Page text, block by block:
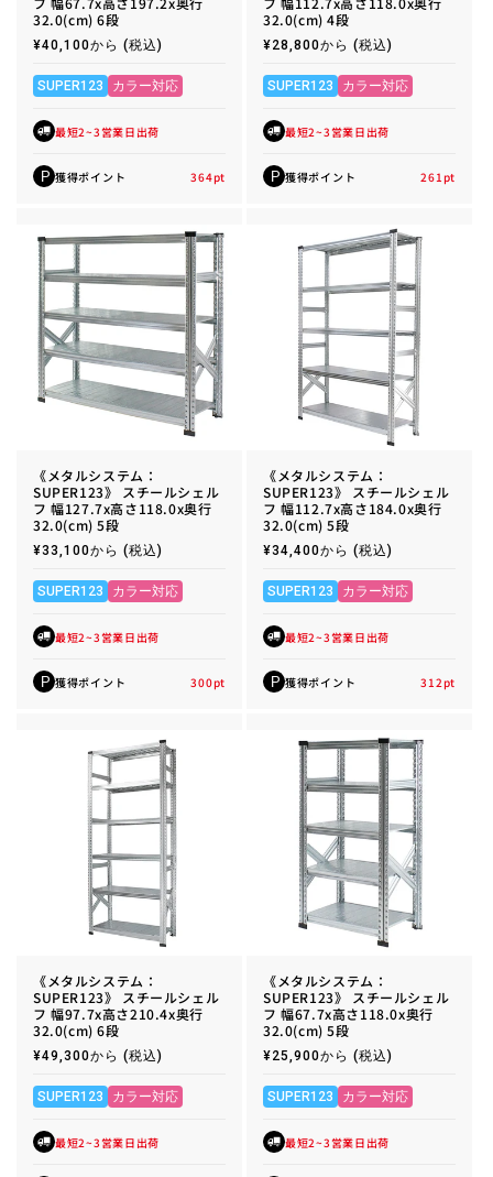
32.0(cm) 6段
通
価
格
¥40,100から (税込)
SUPER123 カラー対応
最短2~3営業日出荷
P 獲得ポイント 364pt
32.0(cm) 4段
通
価
格
¥28,800から (税込)
SUPER123 カラー対応
最短2~3営業日出荷
P 獲得ポイント 261 pt
《メタルシステム：
SUPER123》 スチールシェル
フ 幅127.7x高さ118.0x奥行
32.0(cm) 5段
通
価
格
¥33,100から (税込)
SUPER123 カラー対応
最短2~3営業日出荷
P 獲得ポイント 300pt
《メタルシステム：
SUPER123》 スチールシェル
フ 幅112.7x高さ184.0x奥行
32.0(cm) 5段
通
価
格
¥34,400から (税込)
SUPER123 カラー対応
最短2~3営業日出荷
P 獲得ポイント 312pt
《メタルシステム：
SUPER123》 スチールシェル
フ 幅97.7x高さ210.4x奥行
32.0(cm) 6段
通
価
格
¥49,300から (税込)
SUPER123 カラー対応
最短2~3営業日出荷
《メタルシステム：
SUPER123》 スチールシェル
フ 幅67.7x高さ118.0x奥行
32.0(cm) 5段
通
価
格
¥25,900から (税込)
SUPER123 カラー対応
最短2~3営業日出荷